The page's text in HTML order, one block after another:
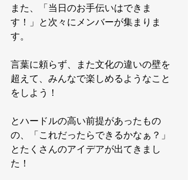
また、「当日のお手伝いはできま
す！」と次々にメンバーが集まりま
す。
言葉に頼らず、また文化の違いの壁を
超えて、みんなで楽しめるようなこと
をしよう！
とハードルの高い前提があったもの
の、「これだったらできるかなぁ？」
とたくさんのアイデアが出てきまし
た！